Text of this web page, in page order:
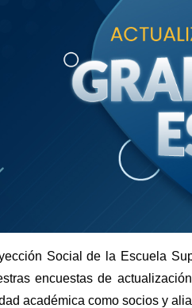
Social de la Escuela
encuestas de
académica como socios y